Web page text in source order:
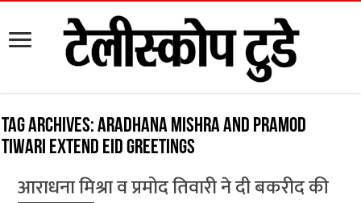
Tag Archives:Aradhana Mishra and Pramod
Tiwari extend Eid greetings
आराधना मिश्रा व प्रमोद तिवारी ने दी बकरीद की